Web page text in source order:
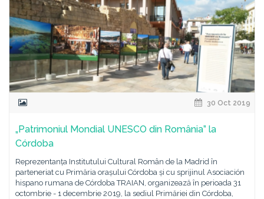
30 Oct 2019
„Patrimoniul Mondial UNESCO din România” la
Córdoba
Reprezentanța Institutului Cultural Român de la Madrid în
parteneriat cu Primăria orașului Córdoba și cu sprijinul Asociación
hispano rumana de Córdoba TRAIAN, organizează în perioada 31
octombrie - 1 decembrie 2019, la sediul Primăriei din Córdoba,